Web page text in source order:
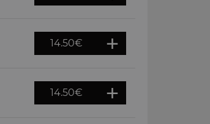
14.50€
14.50€